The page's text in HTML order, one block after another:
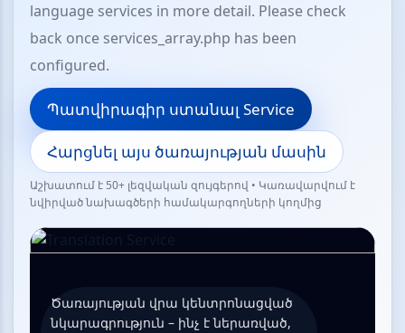
language services in more detail. Please check
back once services_array.php has been
configured.
Պատվիրագիր ստանալ Service
Հարցնել այս ծառայության մասին
Աշխատում է 50+ լեզվական զույգերով • Կառավարվում է
նվիրված նախագծերի համակարգողների կողմից
Ծառայության վրա կենտրոնացված
նկարագրություն – ինչ է ներառված,